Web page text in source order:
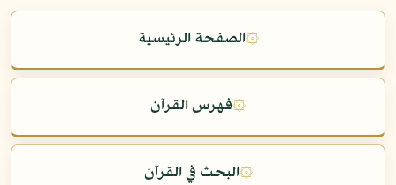
۞الصفحة الرئيسية
۞فهرس القرآن
۞البحث في القرآن